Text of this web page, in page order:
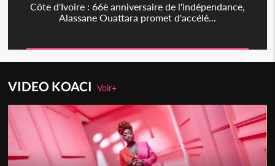
Côte d'Ivoire : 66è anniversaire de l'indépendance,
Alassane Ouattara promet d'accélé...
VIDEO KOACIVoir+